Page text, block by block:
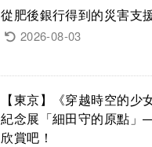
從肥後銀行得到的災害支
2026-08-03
【東京】《穿越時空的少
紀念展「細田守的原點
欣賞吧！